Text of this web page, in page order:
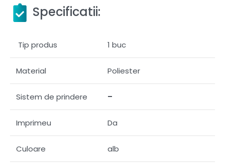
Specificatii:
Tip produs 1 buc
Material Poliester
Sistem de prindere –
Imprimeu Da
Culoare alb